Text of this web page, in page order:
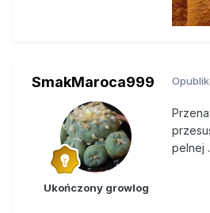
SmakMaroca999
Ukończony growlog
pelnej